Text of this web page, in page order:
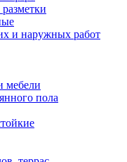
и наружных работ
мебели
пола